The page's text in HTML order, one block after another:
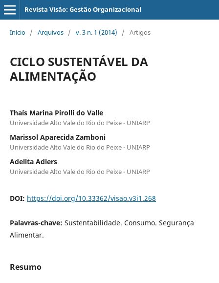
Revista Visão: Gestão Organizacional
Início / Arquivos / v. 3 n. 1 (2014) / Artigos
CICLO SUSTENTÁVEL DA
ALIMENTAÇÃO
Thaís Marina Pirolli do Valle
Universidade Alto Vale do Rio do Peixe - UNIARP
Marissol Aparecida Zamboni
Universidade Alto Vale do Rio do Peixe - UNIARP
Adelita Adiers
Universidade Alto Vale do Rio do Peixe - UNIARP
DOI: https://doi.org/10.33362/visao.v3i1.268
Palavras-chave: Sustentabilidade. Consumo. Segurança
Alimentar.
Resumo